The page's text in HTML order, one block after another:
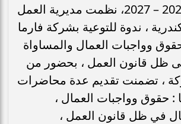
عملها للفترة 2024 – 2027، نظمت مديرية العمل
، ندوة للتوعية بشركة فارما
وواجبات العمال والمساواة
ظل قانون العمل ، بحضور من
، تضمنت تقديم عدة محاضرات
: حقوق وواجبات العمال ،
في ظل قانون العمل ،